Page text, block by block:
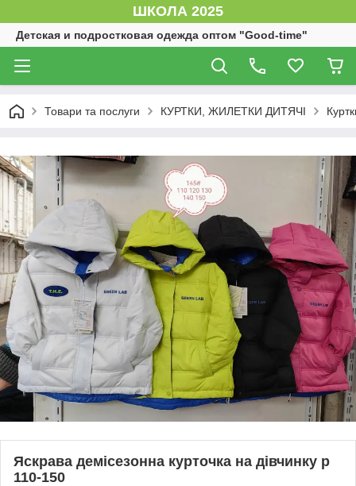
ШКОЛА 2025
Детская и подростковая одежда оптом "Good-time"
Товари та послуги КУРТКИ, ЖИЛЕТКИ ДИТЯЧІ
Яскрава демісезонна курточка на дівчинку р
110-150